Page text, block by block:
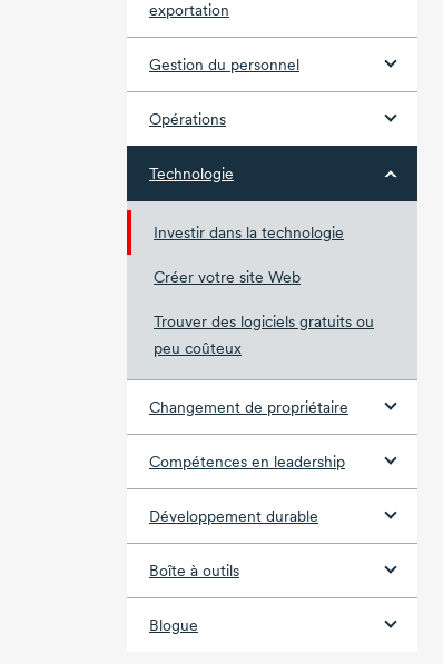
exportation
Gestion du personnel
Opérations
Technologie
Investir dans la technologie
Créer votre site Web
Trouver des logiciels gratuits ou
peu coûteux
Changement de propriétaire
Compétences en leadership
Développement durable
Boîte à outils
Blogue